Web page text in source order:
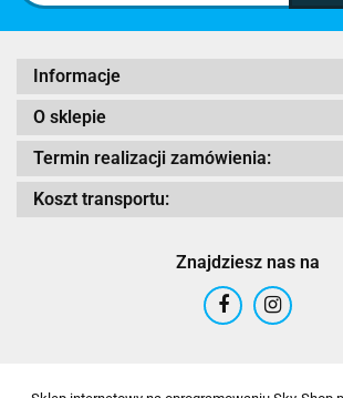
Informacje
O sklepie
Termin realizacji zamówienia:
Koszt transportu:
Znajdziesz nas na